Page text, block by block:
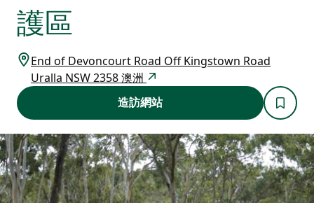
護區
End of Devoncourt Road Off Kingstown Road
Uralla NSW 2358 澳洲
造訪網站